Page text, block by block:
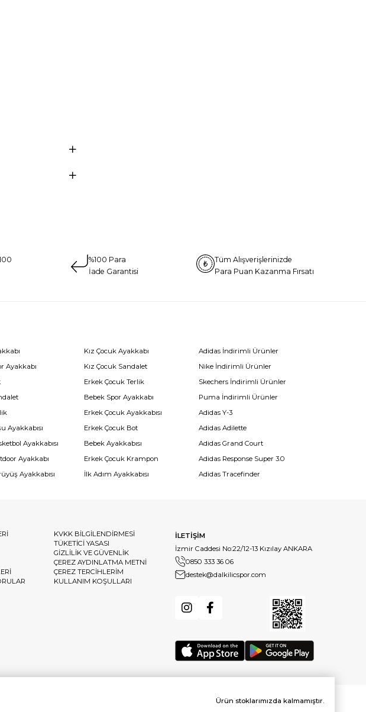
%100 Para
İade Garantisi
Tüm Alışverişlerinizde
Para Puan Kazanma Fırsatı
Ayakkabı
Ayakkabısı
Ayakkabısı
Ayakkabı
Ayakkabısı
Kız Çocuk Ayakkabı
Kız Çocuk Sandalet
Erkek Çocuk Terlik
Bebek Spor Ayakkabı
Erkek Çocuk Ayakkabısı
Erkek Çocuk Bot
Bebek Ayakkabısı
Erkek Çocuk Krampon
İlk Adım Ayakkabısı
Adidas İndirimli Ürünler
Nike İndirimli Ürünler
Skechers İndirimli Ürünler
Puma İndirimli Ürünler
Adidas Y-3
Adidas Adilette
Adidas Grand Court
Adidas Response Super 3.0
Adidas Tracefinder
KVKK BİLGİLENDİRMESİ
TÜKETİCİ YASASI
GİZLİLİK VE GÜVENLİK
ÇEREZ AYDINLATMA METNİ
ÇEREZ TERCİHLERİM
KULLANIM KOŞULLARI
İLETİŞİM
İzmir Caddesi No:22/12-13 Kızılay ANKARA
0850 333 36 06
destek@dalkilicspor.com
Ürün stoklarımızda kalmamıştır.